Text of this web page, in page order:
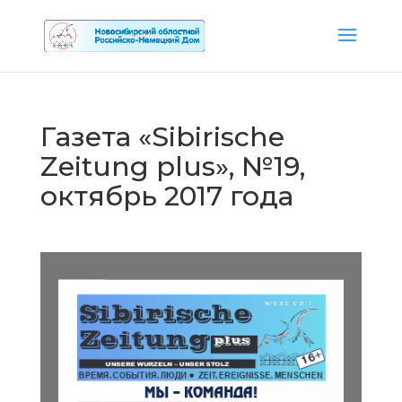
Газета «Sibirische
Zeitung plus», №19,
октябрь 2017 года